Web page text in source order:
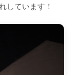
しています！